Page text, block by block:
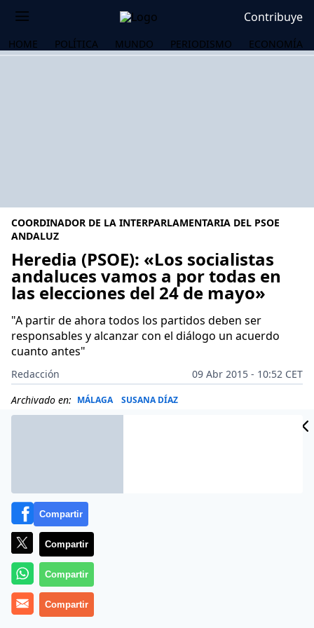
Contribuye
HOME POLÍTICA MUNDO PERIODISMO ECONOMÍA
COORDINADOR DE LA INTERPARLAMENTARIA DEL PSOE
ANDALUZ
Heredia (PSOE): «Los socialistas
andaluces vamos a por todas en
las elecciones del 24 de mayo»
"A partir de ahora todos los partidos deben ser
responsables y alcanzar con el diálogo un acuerdo
cuanto antes"
Redacción
09 Abr 2015 - 10:52 CET
Archivado en: MÁLAGA SUSANA DÍAZ
Compartir
Compartir
Compartir
Compartir